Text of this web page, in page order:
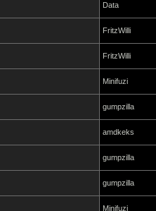
Data
FritzWilli
FritzWilli
Minifuzi
gumpzilla
amdkeks
gumpzilla
gumpzilla
Minifuzi